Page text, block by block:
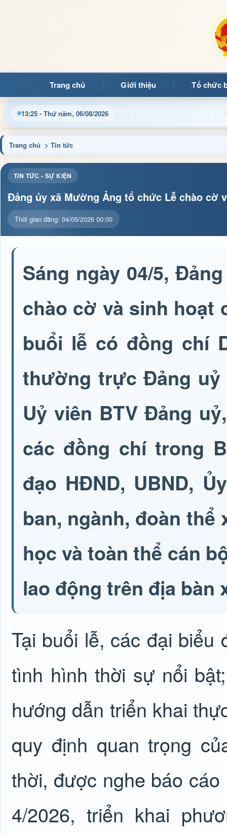
Trang chủ Giới thiệu Tổ chức
13:25 - Thứ năm, 06/08/2026
thông tin điều hành, thủ tục hành chính và tin tức địa
Trang chủ > Tin tức
TIN TỨC - SỰ KIỆN
Đảng ủy xã Mường Ảng tổ chức Lễ chào cờ
Thời gian đăng: 04/05/2026 00:00
Sáng ngày 04/5,
chào cờ và sinh hoạt
buổi lễ có đồng chí
thường trực Đảng uỷ
Uỷ viên BTV Đảng
các đồng chí trong
đạo HĐND, UBND,
ban, ngành, đoàn
học và toàn thể cán
lao động trên địa bàn
Tại buổi lễ, các đại biểu
tình hình thời sự nổi
hướng dẫn triển khai
quy định quan trọng
thời, được nghe báo
4/2026, triển khai